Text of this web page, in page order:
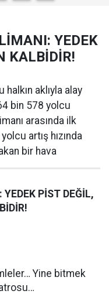
YEDEK
KALBİDİR!
halkın aklıyla alay
bin 578 yolcu
arasında ilk
artış hızında
bir hava
PİST DEĞİL,
Yine bitmek